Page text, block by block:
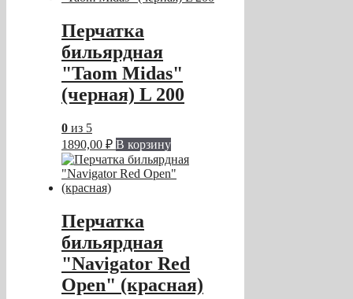
Перчатка
бильярдная
"Taom Midas"
(черная) L 200
0 из 5
1890,00 ₽ В корзину
Перчатка
бильярдная
"Navigator Red
Open" (красная)